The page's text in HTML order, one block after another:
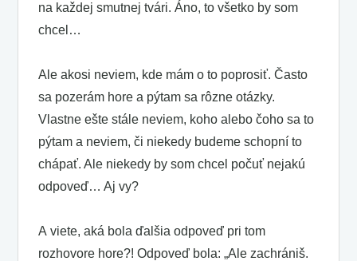
na každej smutnej tvári. Áno, to všetko by som
chcel…
Ale akosi neviem, kde mám o to poprosiť. Často
sa pozerám hore a pýtam sa rôzne otázky.
Vlastne ešte stále neviem, koho alebo čoho sa to
pýtam a neviem, či niekedy budeme schopní to
chápať. Ale niekedy by som chcel počuť nejakú
odpoveď… Aj vy?
A viete, aká bola ďalšia odpoveď pri tom
rozhovore hore?! Odpoveď bola: „Ale zachrániš.